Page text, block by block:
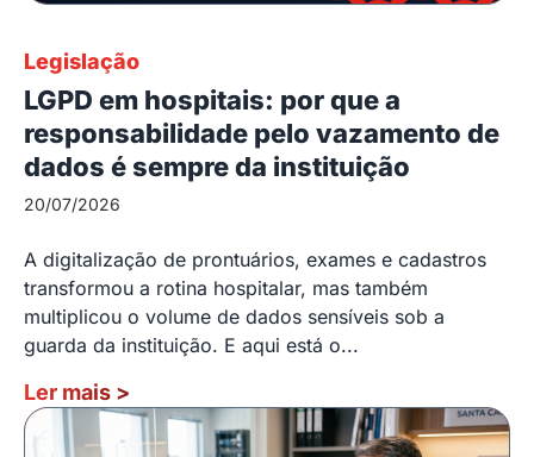
Legislação
LGPD em hospitais: por que a
responsabilidade pelo vazamento de
dados é sempre da instituição
20/07/2026
A digitalização de prontuários, exames e cadastros
transformou a rotina hospitalar, mas também
multiplicou o volume de dados sensíveis sob a
guarda da instituição. E aqui está o...
Ler mais >